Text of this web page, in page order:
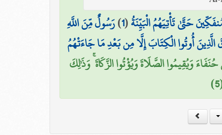
حَتَّىٰ تَأْتِيَهُمُ الْبَيِّنَةُ(
1
)رَسُولٌ مِّنَ اللَّهِ
الَّذِينَ أُوتُوا الْكِتَابَ إِلَّا مِن بَعْدِ مَا جَاءَتْهُمُ
وَيُقِيمُوا الصَّلَاةَ وَيُؤْتُوا الزَّكَاةَ ۚ وَذَٰلِكَ